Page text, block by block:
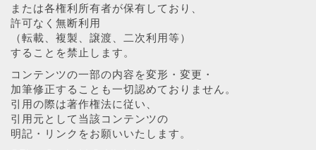
または各権利所有者が保有しており、
許可なく無断利用
（転載、複製、譲渡、二次利用等）
することを禁止します。
コンテンツの一部の内容を変形・変更・
加筆修正することも一切認めておりません。
引用の際は著作権法に従い、
引用元として当該コンテンツの
明記・リンクをお願いいたします。